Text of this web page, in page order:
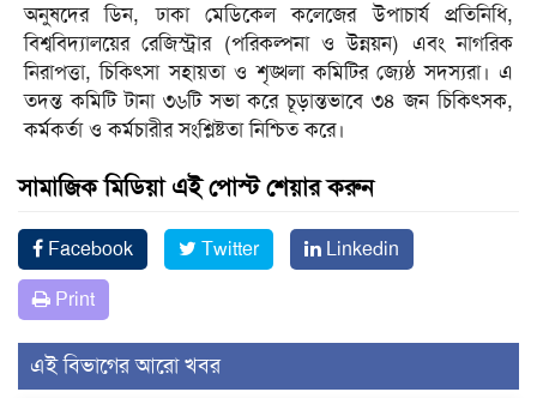
অনুষদের ডিন, ঢাকা মেডিকেল কলেজের উপাচার্য প্রতিনিধি,
বিশ্ববিদ্যালয়ের রেজিস্ট্রার (পরিকল্পনা ও উন্নয়ন) এবং নাগরিক
নিরাপত্তা, চিকিৎসা সহায়তা ও শৃঙ্খলা কমিটির জ্যেষ্ঠ সদস্যরা। এ
তদন্ত কমিটি টানা ৩৬টি সভা করে চূড়ান্তভাবে ৩৪ জন চিকিৎসক,
কর্মকর্তা ও কর্মচারীর সংশ্লিষ্টতা নিশ্চিত করে।
সামাজিক মিডিয়া এই পোস্ট শেয়ার করুন
Facebook Twitter Linkedin
Print
এই বিভাগের আরো খবর